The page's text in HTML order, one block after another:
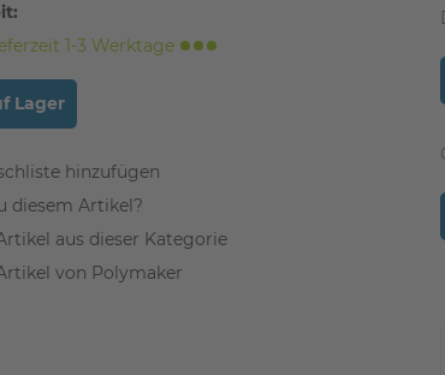
1-3 Werktage
Lager
diesem Artikel?
aus dieser Kategorie
von Polymaker